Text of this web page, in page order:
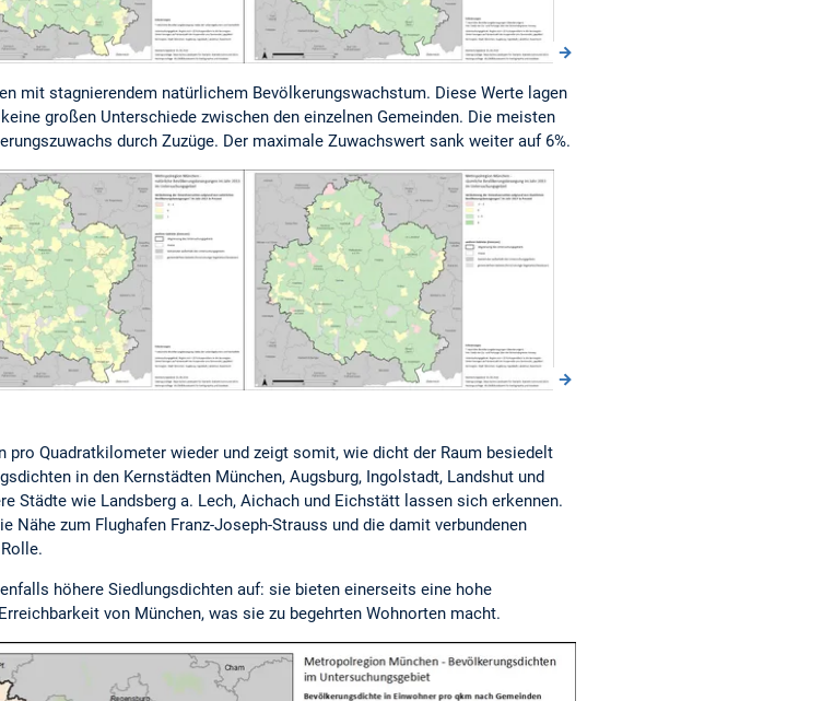
mit stagnierendem natürlichem Bevölkerungswachstum. Diese Werte lagen
großen Unterschiede zwischen den einzelnen Gemeinden. Die meisten
durch Zuzüge. Der maximale Zuwachswert sank weiter auf 6%.
pro Quadratkilometer wieder und zeigt somit, wie dicht der Raum besiedelt
in den Kernstädten München, Augsburg, Ingolstadt, Landshut und
Städte wie Landsberg a. Lech, Aichach und Eichstätt lassen sich erkennen.
zum Flughafen Franz-Joseph-Strauss und die damit verbundenen
höhere Siedlungsdichten auf: sie bieten einerseits eine hohe
von München, was sie zu begehrten Wohnorten macht.